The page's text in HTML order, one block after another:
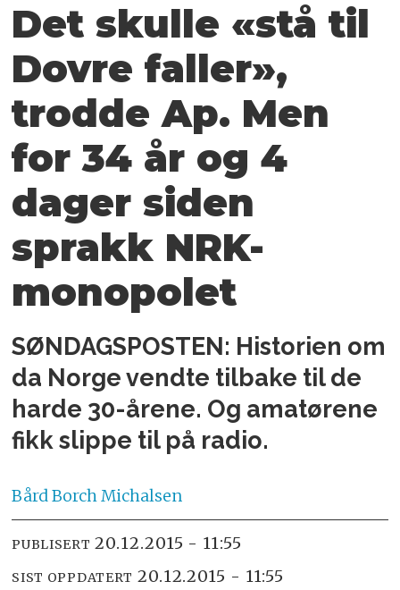
Det skulle «stå til
Dovre faller»,
trodde Ap. Men
for 34 år og 4
dager siden
sprakk NRK-
monopolet
SØNDAGSPOSTEN: Historien om
da Norge vendte tilbake til de
harde 30-årene. Og amatørene
fikk slippe til på radio.
Bård BorchMichalsen
PUBLISERT 20.12.2015 - 11:55
SIST OPPDATERT 20.12.2015 - 11:55